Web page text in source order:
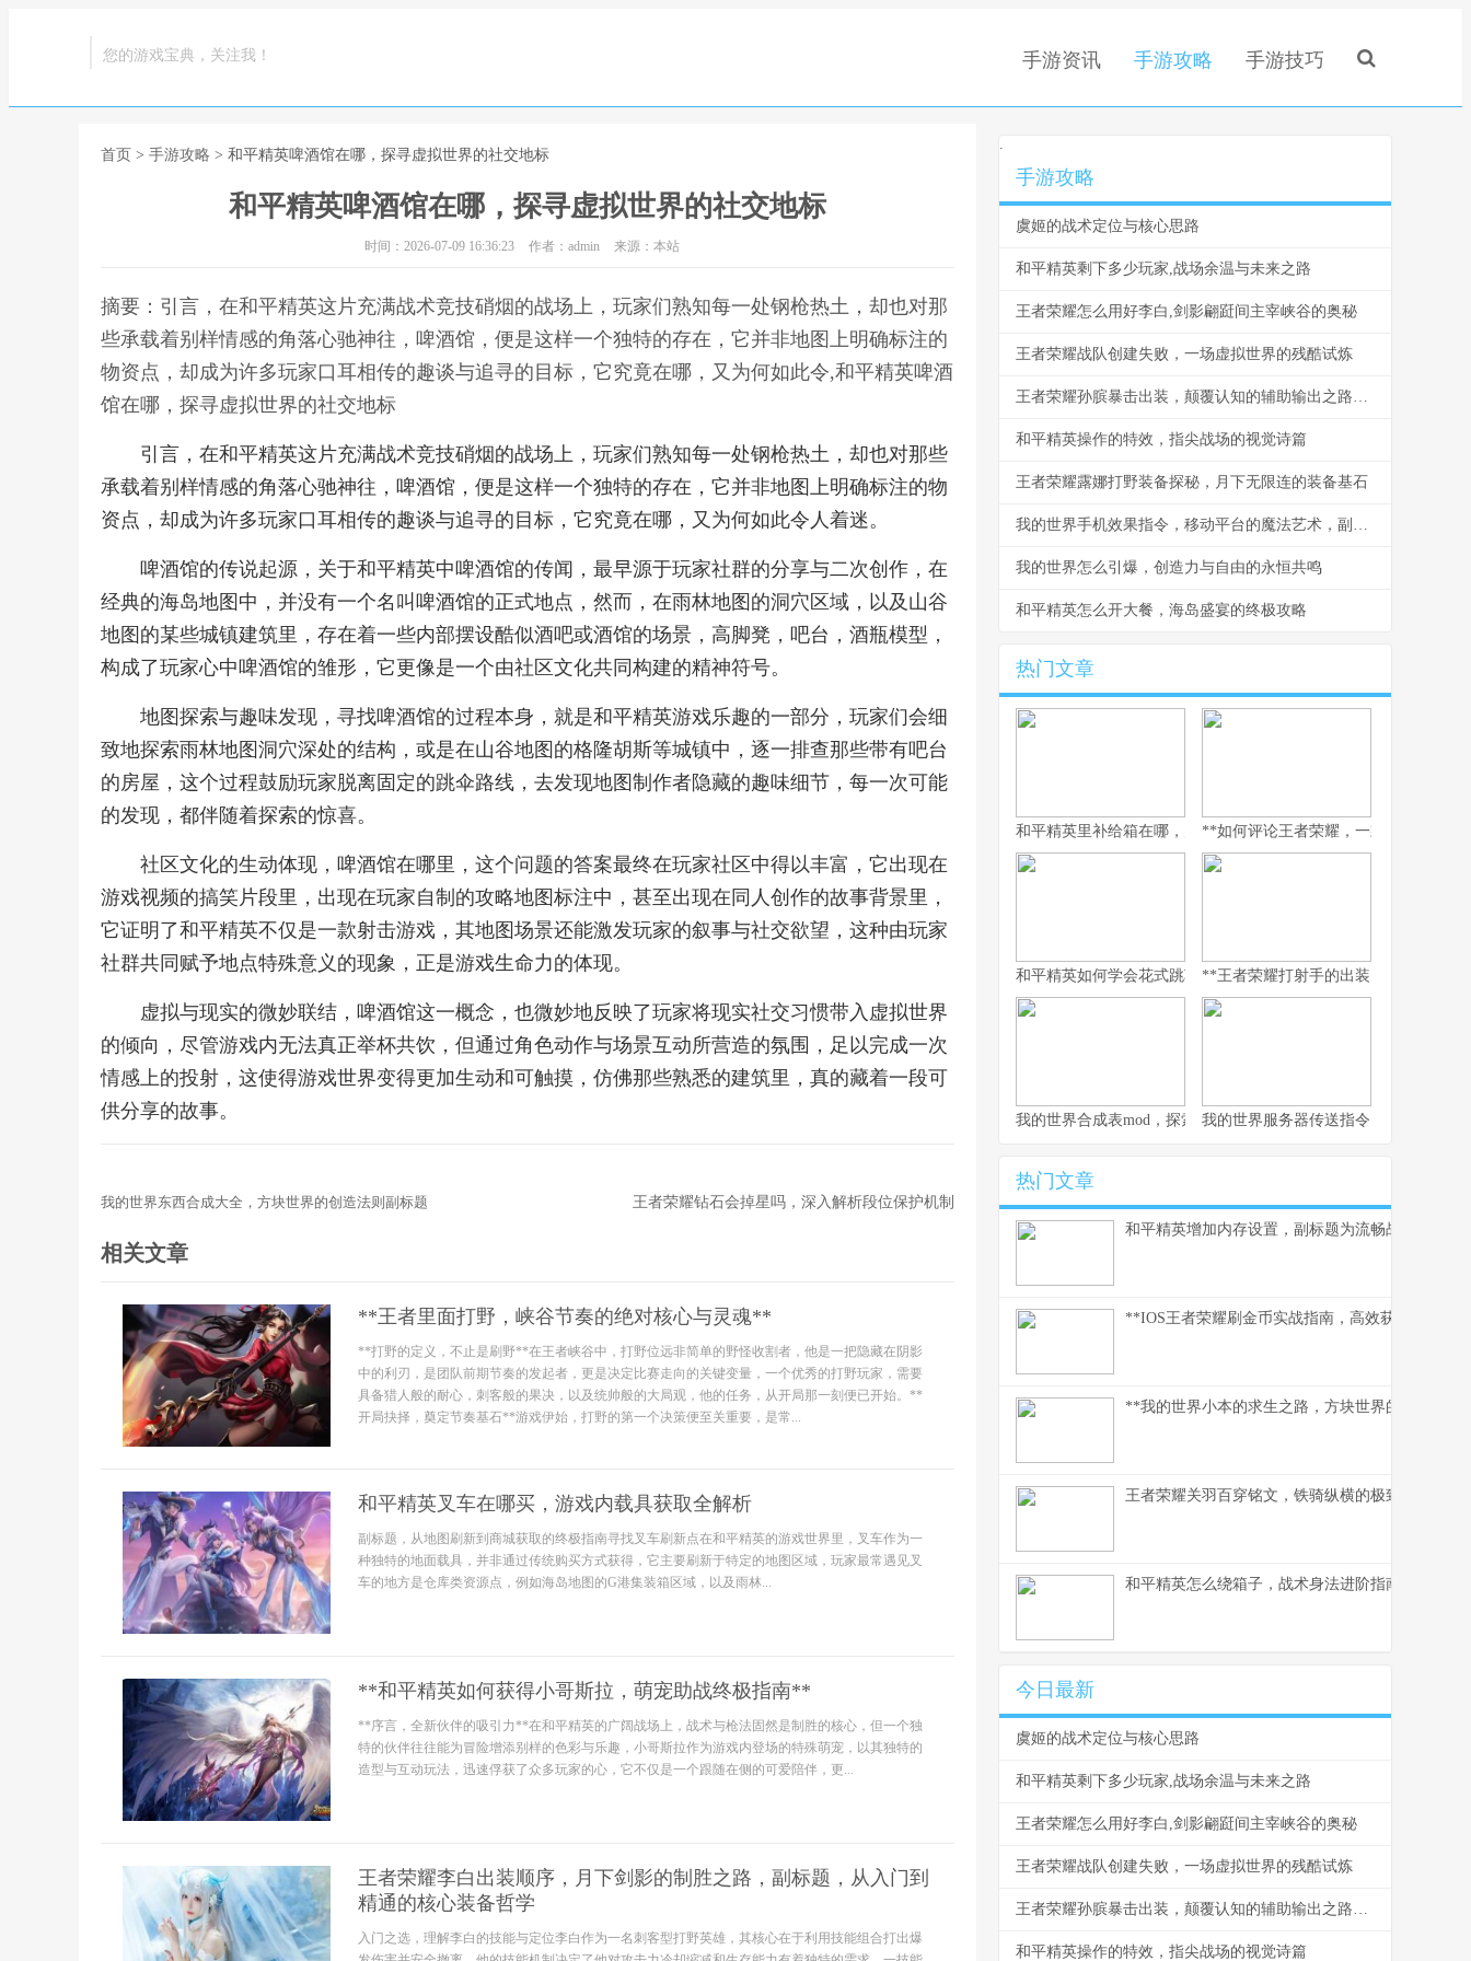
您的游戏宝典，关注我！ 手游资讯 手游攻略 手游技巧
首页 > 手游攻略 > 和平精英啤酒馆在哪，探寻虚拟世界的社交地标
和平精英啤酒馆在哪，探寻虚拟世界的社交地标
时间：2026-07-09 16:36:23 作者：admin 来源：本站
摘要：引言，在和平精英这片充满战术竞技硝烟的战场上，玩家们熟知每一处钢枪热土，却也对那
些承载着别样情感的角落心驰神往，啤酒馆，便是这样一个独特的存在，它并非地图上明确标注的
物资点，却成为许多玩家口耳相传的趣谈与追寻的目标，它究竟在哪，又为何如此令,和平精英啤酒
馆在哪，探寻虚拟世界的社交地标
引言，在和平精英这片充满战术竞技硝烟的战场上，玩家们熟知每一处钢枪热土，却也对那些
承载着别样情感的角落心驰神往，啤酒馆，便是这样一个独特的存在，它并非地图上明确标注的物
资点，却成为许多玩家口耳相传的趣谈与追寻的目标，它究竟在哪，又为何如此令人着迷。
啤酒馆的传说起源，关于和平精英中啤酒馆的传闻，最早源于玩家社群的分享与二次创作，在
经典的海岛地图中，并没有一个名叫啤酒馆的正式地点，然而，在雨林地图的洞穴区域，以及山谷
地图的某些城镇建筑里，存在着一些内部摆设酷似酒吧或酒馆的场景，高脚凳，吧台，酒瓶模型，
构成了玩家心中啤酒馆的雏形，它更像是一个由社区文化共同构建的精神符号。
地图探索与趣味发现，寻找啤酒馆的过程本身，就是和平精英游戏乐趣的一部分，玩家们会细
致地探索雨林地图洞穴深处的结构，或是在山谷地图的格隆胡斯等城镇中，逐一排查那些带有吧台
的房屋，这个过程鼓励玩家脱离固定的跳伞路线，去发现地图制作者隐藏的趣味细节，每一次可能
的发现，都伴随着探索的惊喜。
社区文化的生动体现，啤酒馆在哪里，这个问题的答案最终在玩家社区中得以丰富，它出现在
游戏视频的搞笑片段里，出现在玩家自制的攻略地图标注中，甚至出现在同人创作的故事背景里，
它证明了和平精英不仅是一款射击游戏，其地图场景还能激发玩家的叙事与社交欲望，这种由玩家
社群共同赋予地点特殊意义的现象，正是游戏生命力的体现。
虚拟与现实的微妙联结，啤酒馆这一概念，也微妙地反映了玩家将现实社交习惯带入虚拟世界
的倾向，尽管游戏内无法真正举杯共饮，但通过角色动作与场景互动所营造的氛围，足以完成一次
情感上的投射，这使得游戏世界变得更加生动和可触摸，仿佛那些熟悉的建筑里，真的藏着一段可
供分享的故事。
我的世界东西合成大全，方块世界的创造法则副标题 王者荣耀钻石会掉星吗，深入解析段位保护机制
相关文章
**王者里面打野，峡谷节奏的绝对核心与灵魂**
**打野的定义，不止是刷野**在王者峡谷中，打野位远非简单的野怪收割者，他是一把隐藏在阴影
中的利刃，是团队前期节奏的发起者，更是决定比赛走向的关键变量，一个优秀的打野玩家，需要
具备猎人般的耐心，刺客般的果决，以及统帅般的大局观，他的任务，从开局那一刻便已开始。**
开局抉择，奠定节奏基石**游戏伊始，打野的第一个决策便至关重要，是常...
和平精英叉车在哪买，游戏内载具获取全解析
副标题，从地图刷新到商城获取的终极指南寻找叉车刷新点在和平精英的游戏世界里，叉车作为一
种独特的地面载具，并非通过传统购买方式获得，它主要刷新于特定的地图区域，玩家最常遇见叉
车的地方是仓库类资源点，例如海岛地图的G港集装箱区域，以及雨林...
**和平精英如何获得小哥斯拉，萌宠助战终极指南**
**序言，全新伙伴的吸引力**在和平精英的广阔战场上，战术与枪法固然是制胜的核心，但一个独
特的伙伴往往能为冒险增添别样的色彩与乐趣，小哥斯拉作为游戏内登场的特殊萌宠，以其独特的
造型与互动玩法，迅速俘获了众多玩家的心，它不仅是一个跟随在侧的可爱陪伴，更...
王者荣耀李白出装顺序，月下剑影的制胜之路，副标题，从入门到
精通的核心装备哲学
入门之选，理解李白的技能与定位李白作为一名刺客型打野英雄，其核心在于利用技能组合打出爆
.
手游攻略
虞姬的战术定位与核心思路
和平精英剩下多少玩家,战场余温与未来之路
王者荣耀怎么用好李白,剑影翩跹间主宰峡谷的奥秘
王者荣耀战队创建失败，一场虚拟世界的残酷试炼
王者荣耀孙膑暴击出装，颠覆认知的辅助输出之路副标题
和平精英操作的特效，指尖战场的视觉诗篇
王者荣耀露娜打野装备探秘，月下无限连的装备基石
我的世界手机效果指令，移动平台的魔法艺术，副标题，指尖编织的游戏法则
我的世界怎么引爆，创造力与自由的永恒共鸣
和平精英怎么开大餐，海岛盛宴的终极攻略
热门文章
和平精英里补给箱在哪，空投背后的战术密码**如何评论王者荣耀，一款游戏与一面
和平精英如何学会花式跳车，副标题为实战进阶与极限操作指南
**王者荣耀打射手的出装，破晓之路
我的世界合成表mod，探索创造的无限可能，副标题，资深玩家的
我的世界服务器传送指令，连接方块宇
热门文章
和平精英增加内存设置，副标题为流畅战场背后的
**IOS王者荣耀刷金币实战指南，高效获取财富之
**我的世界小本的求生之路，方块世界的末日生存
王者荣耀关羽百穿铭文，铁骑纵横的极致穿透之
和平精英怎么绕箱子，战术身法进阶指南副标题
今日最新
虞姬的战术定位与核心思路
和平精英剩下多少玩家,战场余温与未来之路
王者荣耀怎么用好李白,剑影翩跹间主宰峡谷的奥秘
王者荣耀战队创建失败，一场虚拟世界的残酷试炼
王者荣耀孙膑暴击出装，颠覆认知的辅助输出之路副标题
和平精英操作的特效，指尖战场的视觉诗篇